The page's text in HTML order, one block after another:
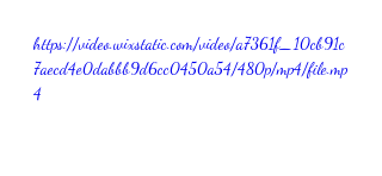
https://video.wixstatic.com/video/a7361f_10cb91c
7aecd4e0dabbb9d6cc0450a54/480p/mp4/file.mp
4